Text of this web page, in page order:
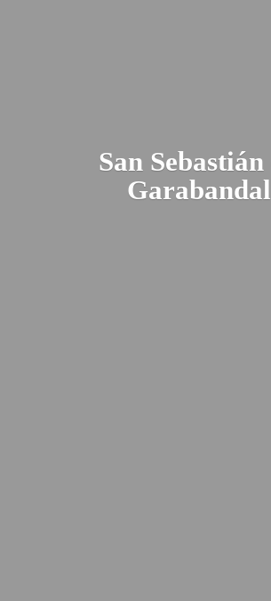
San Sebastián
Garabandal